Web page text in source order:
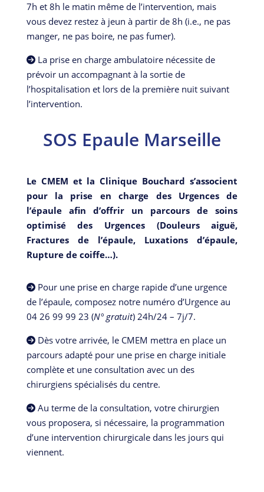
7h et 8h le matin même de l’intervention, mais
vous devez restez à jeun à partir de 8h (i.e., ne pas
manger, ne pas boire, ne pas fumer).
La prise en charge ambulatoire nécessite de
prévoir un accompagnant à la sortie de
l’hospitalisation et lors de la première nuit suivant
l’intervention.
SOS Epaule Marseille
Le CMEM et la Clinique Bouchard s’associent
pour la prise en charge des Urgences de
l’épaule afin d’offrir un parcours de soins
optimisé des Urgences (Douleurs aiguë,
Fractures de l’épaule, Luxations d’épaule,
Rupture de coiffe…).
Pour une prise en charge rapide d’une urgence
de l’épaule, composez notre numéro d’Urgence au
04 26 99 99 23 (N° gratuit) 24h/24 – 7j/7.
Dès votre arrivée, le CMEM mettra en place un
parcours adapté pour une prise en charge initiale
complète et une consultation avec un des
chirurgiens spécialisés du centre.
Au terme de la consultation, votre chirurgien
vous proposera, si nécessaire, la programmation
d’une intervention chirurgicale dans les jours qui
viennent.